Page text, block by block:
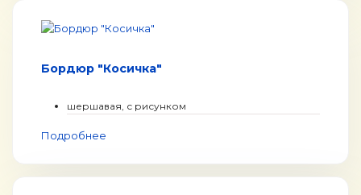
Бордюр "Косичка"
шершавая, с рисунком
Подробнее